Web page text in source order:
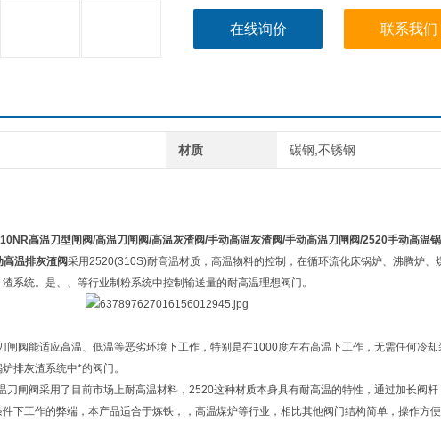
在线询价 联系我们
材质 碳钢,不锈钢
高温刀型闸阀/高温刀闸阀/高温灰渣阀/手动高温灰渣阀/手动高温刀闸阀/2520手动高温
温排灰渣阀采用2520(310S)耐高温材质，高温物料的控制，在循环流化床锅炉、沸腾炉、
系统。是、、等行业制粉系统中控制输送量的耐高温理想阀门。
阀能适应高温、低温等恶劣环境下工作，特别是在1000度左右高温下工作，无需任何冷
排灰渣系统中*的阀门。
闸阀采用了目前市场上耐高温材料，2520这种材质本身具有耐高温的特性，通过加长阀
下工作的弊端，本产品适合于炼铁，，高温煤炉等行业，相比其他阀门结构简单，操作方